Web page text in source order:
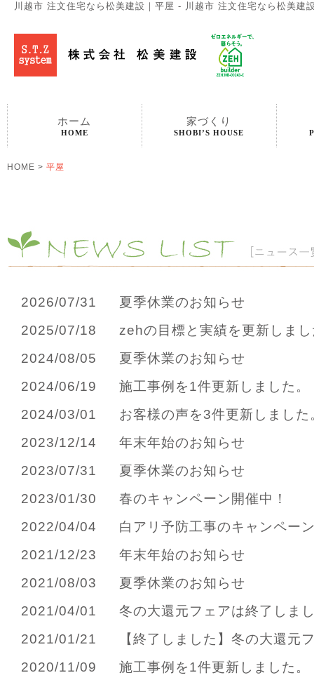
川越市 注文住宅なら松美建設｜平屋 - 川越市 注文住宅なら松美建
ホーム
HOME
家づくり
SHOBI’S HOUSE
HOME > 平屋
2026/07/31 夏季休業のお知らせ
2025/07/18 zehの目標と実績を更新しま
2024/08/05 夏季休業のお知らせ
2024/06/19 施工事例を1件更新しました。
2024/03/01 お客様の声を3件更新しました
2023/12/14 年末年始のお知らせ
2023/07/31 夏季休業のお知らせ
2023/01/30 春のキャンペーン開催中！
2022/04/04 白アリ予防工事のキャンペー
2021/12/23 年末年始のお知らせ
2021/08/03 夏季休業のお知らせ
2021/04/01 冬の大還元フェアは終了しま
2021/01/21
【終了しました】冬の大還元
2020/11/09 施工事例を1件更新しました。